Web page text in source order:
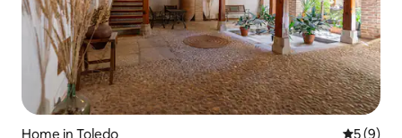
Home in Toledo 5 out of
5 (9)